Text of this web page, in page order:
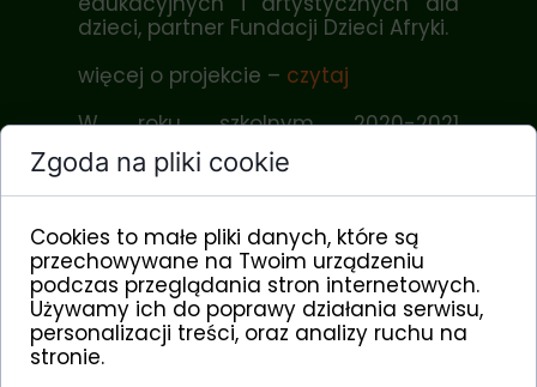
dzieci, partner Fundacji Dzieci Afryki.
więcej o projekcie – czytaj
W roku szkolnym 2020-2021
zbieramy fundusze na wyprawę dla
dzieci ze szkoły podstawowej w
Kwamneke (Tanzania) do Parku
dziękujemy za wsparcie programu
edukacji przyrodniczej:
Zgoda na pliki cookie
Cookies to małe pliki danych, które są
przechowywane na Twoim urządzeniu
podczas przeglądania stron internetowych.
Używamy ich do poprawy działania serwisu,
personalizacji treści, oraz analizy ruchu na
stronie.